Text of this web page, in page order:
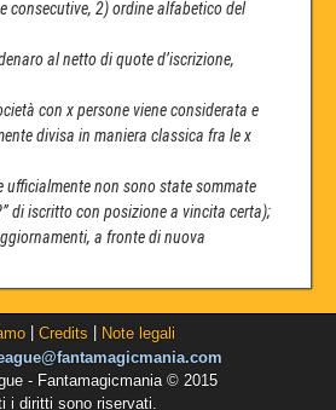
consecutive, 2) ordine alfabetico del
al netto di quote d’iscrizione,
con x persone viene considerata e
divisa in maniera classica fra le x
ufficialmente non sono state sommate
di iscritto con posizione a vincita certa);
a fronte di nuova
| Credits | Note legali
- Fantamagicmania © 2015
i diritti sono riservati.